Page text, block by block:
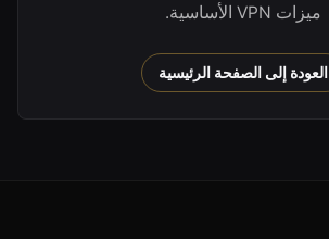
ميزات VPN الأساسية.
العودة إلى الصفحة الرئيسية